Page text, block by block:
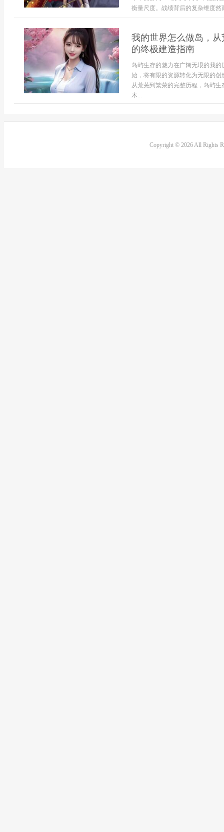
衡量尺度。战绩背后的复杂维度然
我的世界怎么做岛，
的终极建造指南
岛屿生存的魅力在广阔无垠的我
始，将有限的资源转化为无限的
从荒芜到繁荣的完整历程，岛屿
木...
Copyright © 2026 All Rights